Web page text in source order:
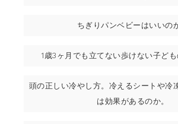
ちぎりパンベビーはいいの
1歳3ヶ月でも立てない歩けない子ど
頭の正しい冷やし方。冷えるシートや冷
は効果があるのか。